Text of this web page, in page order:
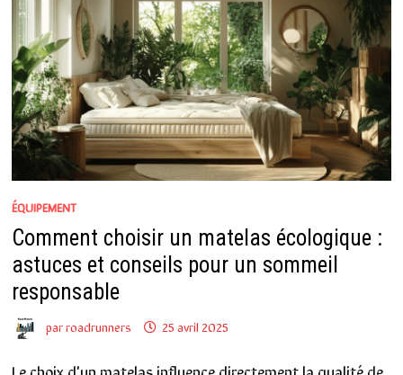
ÉQUIPEMENT
Comment choisir un matelas écologique :
astuces et conseils pour un sommeil
responsable
parroadrunners 25 avril 2025